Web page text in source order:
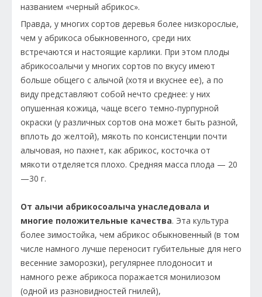
названием «черный абрикос».
Правда, у многих сортов деревья более низкорослые,
чем у абрикоса обыкновенного, среди них
встречаются и настоящие карлики. При этом плоды
абрикосоалычи у многих сортов по вкусу имеют
больше общего с алычой (хотя и вкуснее ее), а по
виду представляют собой нечто среднее: у них
опушенная кожица, чаще всего темно-пурпурной
окраски (у различных сортов она может быть разной,
вплоть до желтой), мякоть по консистенции почти
алычовая, но пахнет, как абрикос, косточка от
мякоти отделяется плохо. Средняя масса плода — 20
—30 г.
От алычи абрикосоалыча унаследовала и
многие положительные качества. Эта культура
более зимостойка, чем абрикос обыкновенный (в том
числе намного лучше переносит губительные для него
весенние заморозки), регулярнее плодоносит и
намного реже абрикоса поражается монилиозом
(одной из разновидностей гнилей),